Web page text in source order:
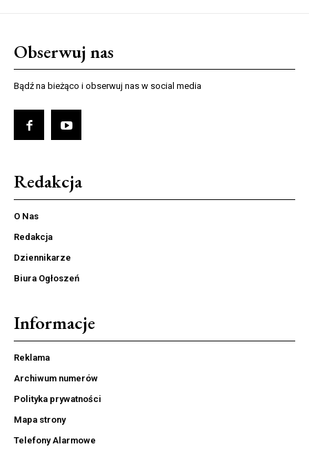
Obserwuj nas
Bądź na bieżąco i obserwuj nas w social media
Redakcja
O Nas
Redakcja
Dziennikarze
Biura Ogłoszeń
Informacje
Reklama
Archiwum numerów
Polityka prywatności
Mapa strony
Telefony Alarmowe